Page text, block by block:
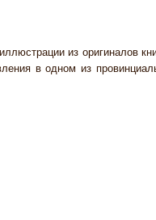
из оригиналов
в одном из